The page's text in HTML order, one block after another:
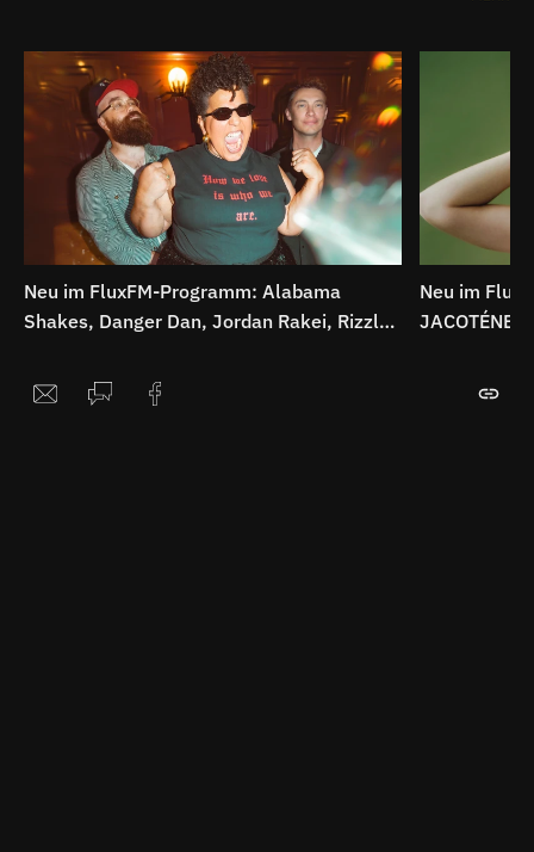
Neu im FluxFM-Programm: Alabama
Shakes, Danger Dan, Jordan Rakei, Rizzle
Neu im
JACOTÉNE,